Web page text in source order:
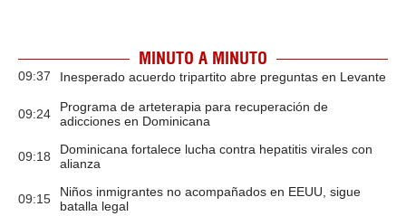
MINUTO A MINUTO
09:37 Inesperado acuerdo tripartito abre preguntas en Levante
09:24
Programa de arteterapia para recuperación de
adicciones en Dominicana
09:18
Dominicana fortalece lucha contra hepatitis virales con
alianza
09:15
Niños inmigrantes no acompañados en EEUU, sigue
batalla legal